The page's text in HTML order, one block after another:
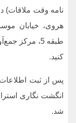
نامه وقت ملاقات)
هروی، خیابان
طبقه 5، مرکز
کنید.
پس از ثبت
انگشت نگاری
شد.